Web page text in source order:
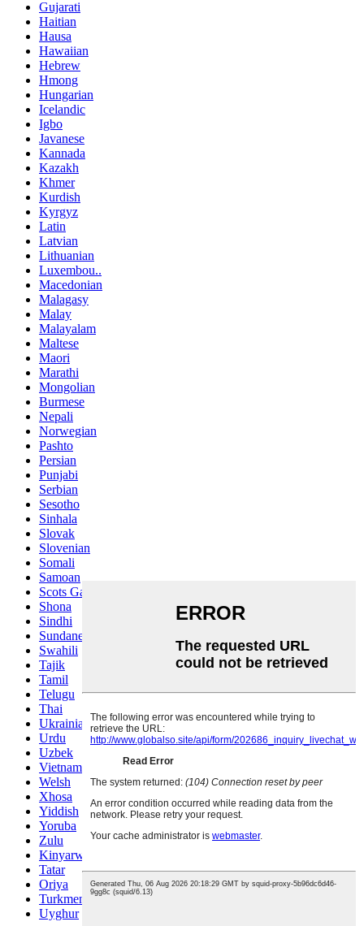
Gujarati
Haitian
Hausa
Hawaiian
Hebrew
Hmong
Hungarian
Icelandic
Igbo
Javanese
Kannada
Kazakh
Khmer
Kurdish
Kyrgyz
Latin
Latvian
Lithuanian
Luxembou..
Macedonian
Malagasy
Malay
Malayalam
Maltese
Maori
Marathi
Mongolian
Burmese
Nepali
Norwegian
Pashto
Persian
Punjabi
Serbian
Sesotho
Sinhala
Slovak
Slovenian
Somali
Samoan
Scots Gaelic
Shona
Sindhi
Sundanese
Swahili
Tajik
Tamil
Telugu
Thai
Ukrainian
Urdu
Uzbek
Vietnamese
Welsh
Xhosa
Yiddish
Yoruba
Zulu
Kinyarwanda
Tatar
Oriya
Turkmen
Uyghur